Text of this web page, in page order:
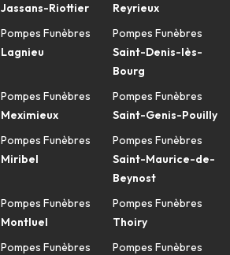
Jassans-Riottier
Pompes Funèbres
Lagnieu
Pompes Funèbres
Meximieux
Pompes Funèbres
Miribel
Pompes Funèbres
Montluel
Pompes Funèbres
Reyrieux
Pompes Funèbres
Saint-Denis-lès-
Bourg
Pompes Funèbres
Saint-Genis-Pouilly
Pompes Funèbres
Saint-Maurice-de-
Beynost
Pompes Funèbres
Thoiry
Pompes Funèbres